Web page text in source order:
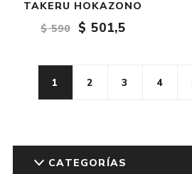
TAKERU HOKAZONO
$ 590
$ 501,5
1 2 3 4
CATEGORÍAS